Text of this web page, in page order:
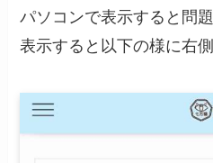
パソコンで表示すると問
表示すると以下の様に右